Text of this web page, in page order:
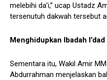
melebihi da’i,” ucap Ustadz
tersenutuh dakwah tersebut
Menghidupkan Ibadah I’dad
Sementara itu, Wakil Amir
Abdurrahman menjelaskan